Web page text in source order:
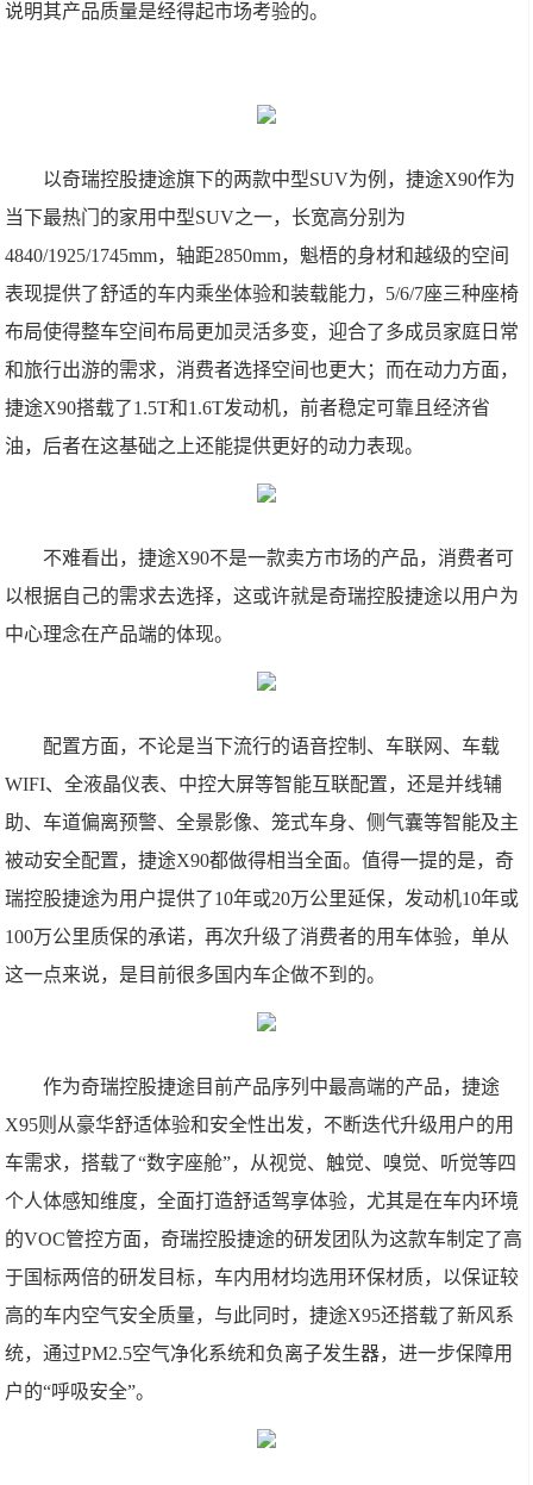
说明其产品质量是经得起市场考验的。
以奇瑞控股捷途旗下的两款中型SUV为例，捷途X90作为
当下最热门的家用中型SUV之一，长宽高分别为
4840/1925/1745mm，轴距2850mm，魁梧的身材和越级的空间
表现提供了舒适的车内乘坐体验和装载能力，5/6/7座三种座椅
布局使得整车空间布局更加灵活多变，迎合了多成员家庭日常
和旅行出游的需求，消费者选择空间也更大；而在动力方面，
捷途X90搭载了1.5T和1.6T发动机，前者稳定可靠且经济省
油，后者在这基础之上还能提供更好的动力表现。
不难看出，捷途X90不是一款卖方市场的产品，消费者可
以根据自己的需求去选择，这或许就是奇瑞控股捷途以用户为
中心理念在产品端的体现。
配置方面，不论是当下流行的语音控制、车联网、车载
WIFI、全液晶仪表、中控大屏等智能互联配置，还是并线辅
助、车道偏离预警、全景影像、笼式车身、侧气囊等智能及主
被动安全配置，捷途X90都做得相当全面。值得一提的是，奇
瑞控股捷途为用户提供了10年或20万公里延保，发动机10年或
100万公里质保的承诺，再次升级了消费者的用车体验，单从
这一点来说，是目前很多国内车企做不到的。
作为奇瑞控股捷途目前产品序列中最高端的产品，捷途
X95则从豪华舒适体验和安全性出发，不断迭代升级用户的用
车需求，搭载了“数字座舱”，从视觉、触觉、嗅觉、听觉等四
个人体感知维度，全面打造舒适驾享体验，尤其是在车内环境
的VOC管控方面，奇瑞控股捷途的研发团队为这款车制定了高
于国标两倍的研发目标，车内用材均选用环保材质，以保证较
高的车内空气安全质量，与此同时，捷途X95还搭载了新风系
统，通过PM2.5空气净化系统和负离子发生器，进一步保障用
户的“呼吸安全”。